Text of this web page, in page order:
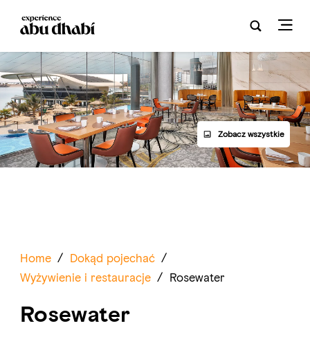
Zobacz wszystkie
Home / Dokąd pojechać /
Wyżywienie i restauracje / Rosewater
Rosewater